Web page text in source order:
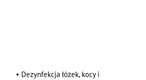
• Dezynfekcja łóżek, kocy i